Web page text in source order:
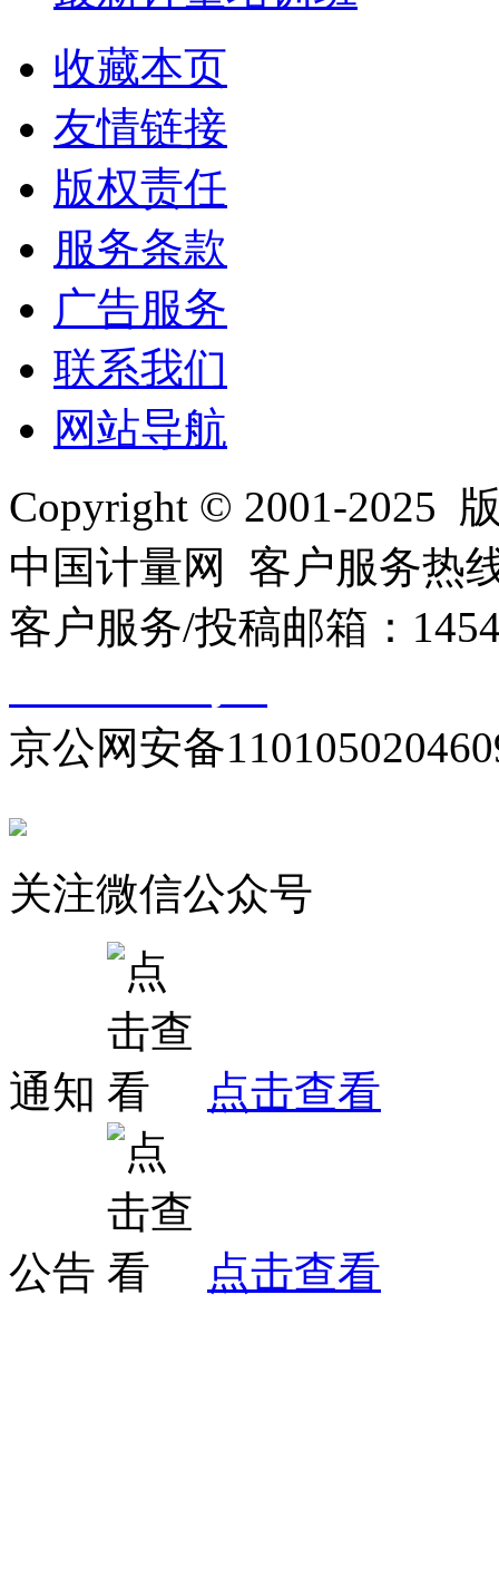
收藏本页
友情链接
版权责任
服务条款
广告服务
联系我们
网站导航
Copyright © 2001-2025
中国计量网 客户服务热
客户服务/投稿邮箱：
京公网安备
关注微信公众号
通知 点击查看
公告 点击查看